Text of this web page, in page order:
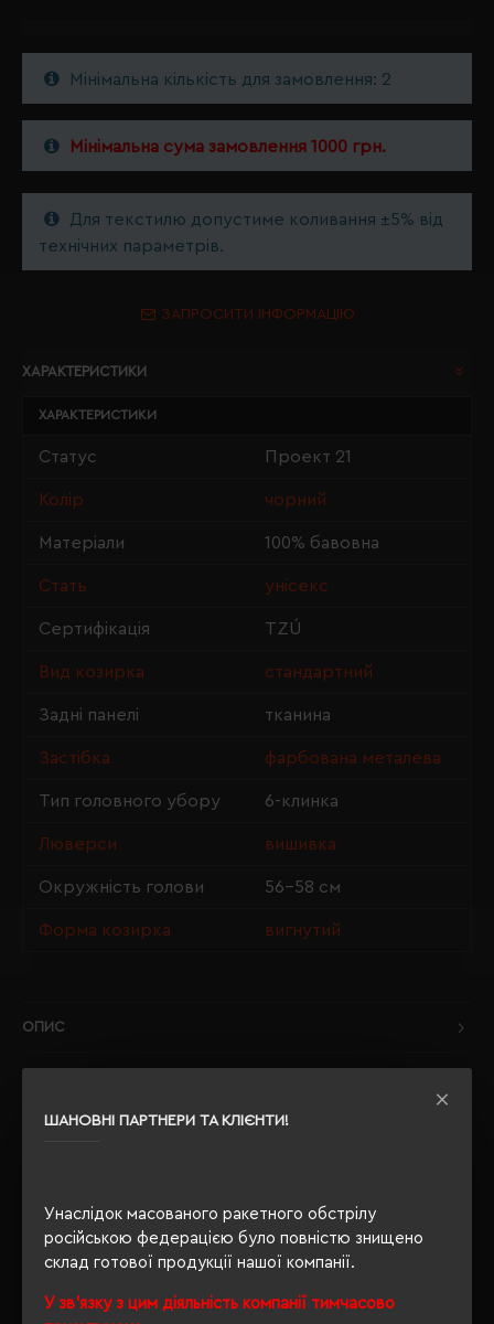
ШАНОВНІ ПАРТНЕРИ ТА КЛІЄНТИ!
Унаслідок масованого ракетного обстрілу
російською федерацією було повністю знищено
склад готової продукції нашої компанії.
У зв'язку з цим діяльність компанії тимчасово
Мінімальна кількість для замовлення: 2
Мінімальна сума замовлення 1000 грн.
Для текстилю допустиме коливання ±5% від
технічних параметрів.
ЗАПРОСИТИ ІНФОРМАЦІЮ
ХАРАКТЕРИСТИКИ
ХАРАКТЕРИСТИКИ
Статус Проект 21
Колір чорний
Матеріали 100% бавовна
Стать унісекс
Сертифікація TZÚ
Вид козирка стандартний
Задні панелі тканина
Застібка фарбована металева
Тип головного убору 6-клинка
Люверси вишивка
Окружність голови 56-58 см
Форма козирка вигнутий
ОПИС